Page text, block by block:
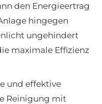
den Energieertrag
hingegen
ungehindert
maximale Effizienz
und effektive
Reinigung mit